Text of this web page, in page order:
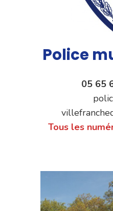
Police
05 65
Tous les